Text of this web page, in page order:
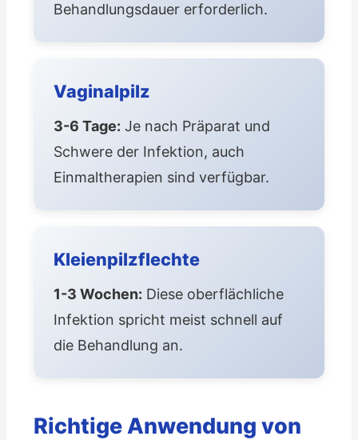
Behandlungsdauer erforderlich.
Vaginalpilz
3-6 Tage: Je nach Präparat und
Schwere der Infektion, auch
Einmaltherapien sind verfügbar.
Kleienpilzflechte
1-3 Wochen: Diese oberflächliche
Infektion spricht meist schnell auf
die Behandlung an.
Richtige Anwendung von